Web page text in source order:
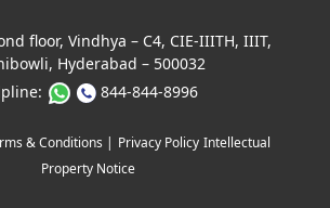
floor, Vindhya – C4, CIE-IIITH, IIIT,
Hyderabad – 500032
844-844-8996
& Conditions | Privacy Policy Intellectual
Property Notice